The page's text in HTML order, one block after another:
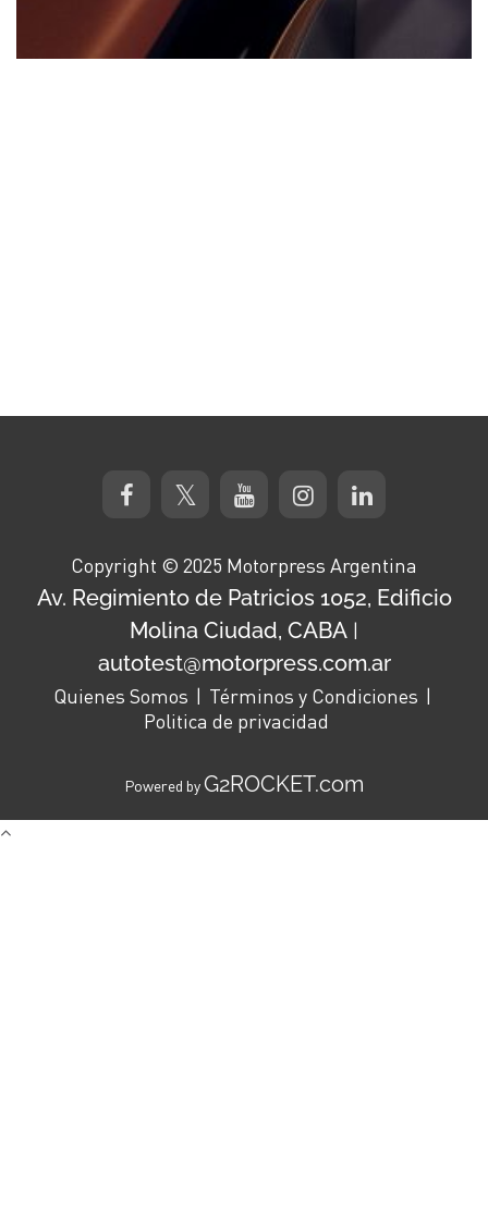
Copyright © 2025 Motorpress Argentina
Av. Regimiento de Patricios 1052, Edificio
Molina Ciudad, CABA |
autotest@motorpress.com.ar
Quienes Somos
Términos y Condiciones
Politica de privacidad
Powered byG2ROCKET.com